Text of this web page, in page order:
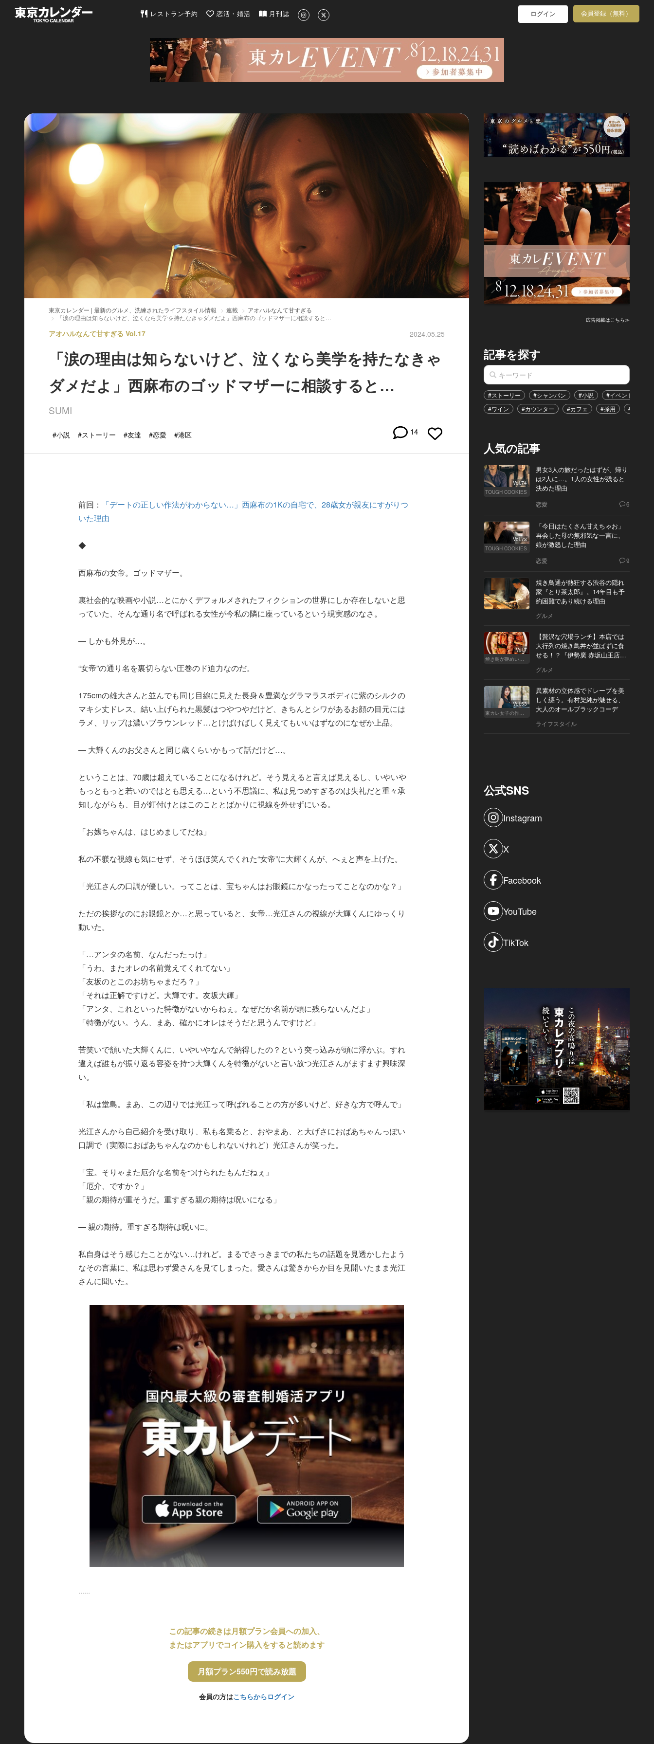
東京カレンダー | 最新のグルメ、洗練されたライフスタイル情報
レストラン予約 恋活・婚活 月刊誌 ログイン 会員登録（無料）
東京カレンダー | 最新のグルメ、洗練されたライフスタイル情報 連載
アオハルなんて甘すぎる
「涙の理由は知らないけど、泣くなら美学を持たなきゃダメだよ」西麻布のゴッドマザーに相談すると…
アオハルなんて甘すぎる Vol.17 2024.05.25
「涙の理由は知らないけど、泣くなら美学を持たなきゃ
ダメだよ」西麻布のゴッドマザーに相談すると…
SUMI
#小説 #ストーリー #友達 #恋愛 #港区 14
前回：
「デートの正しい作法がわからない…」西麻布の1Kの自宅で、28歳女が親友にすがりつ
いた理由
◆
西麻布の女帝。ゴッドマザー。
裏社会的な映画や小説…とにかくデフォルメされたフィクションの世界にしか存在しないと思
っていた、そんな通り名で呼ばれる女性が今私の隣に座っているという現実感のなさ。
― しかも外見が…。
“女帝”の通り名を裏切らない圧巻のド迫力なのだ。
175cmの雄大さんと並んでも同じ目線に見えた長身＆豊満なグラマラスボディに紫のシルクの
マキシ丈ドレス。結い上げられた黒髪はつやつやだけど、きちんとシワがあるお顔の目元には
ラメ、リップは濃いブラウンレッド…とけばけばしく見えてもいいはずなのになぜか上品。
― 大輝くんのお父さんと同じ歳くらいかもって話だけど…。
ということは、70歳は超えていることになるけれど。そう見えると言えば見えるし、いやいや
もっともっと若いのではとも思える…という不思議に、私は見つめすぎるのは失礼だと重々承
知しながらも、目が釘付けとはこのこととばかりに視線を外せずにいる。
「お嬢ちゃんは、はじめましてだね」
私の不躾な視線も気にせず、そうほほ笑んでくれた“女帝”に大輝くんが、へぇと声を上げた。
「光江さんの口調が優しい。ってことは、宝ちゃんはお眼鏡にかなったってことなのかな？」
ただの挨拶なのにお眼鏡とか…と思っていると、女帝…光江さんの視線が大輝くんにゆっくり
動いた。
「…アンタの名前、なんだったっけ」
「うわ。またオレの名前覚えてくれてない」
「友坂のとこのお坊ちゃまだろ？」
「それは正解ですけど。大輝です。友坂大輝」
「アンタ、これといった特徴がないからねぇ。なぜだか名前が頭に残らないんだよ」
「特徴がない。うん、まあ、確かにオレはそうだと思うんですけど」
苦笑いで頷いた大輝くんに、いやいやなんで納得したの？という突っ込みが頭に浮かぶ。すれ
違えば誰もが振り返る容姿を持つ大輝くんを特徴がないと言い放つ光江さんがますます興味深
い。
「私は堂島。まあ、この辺りでは光江って呼ばれることの方が多いけど、好きな方で呼んで」
光江さんから自己紹介を受け取り、私も名乗ると、おやまあ、と大げさにおばあちゃんっぽい
口調で（実際におばあちゃんなのかもしれないけれど）光江さんが笑った。
「宝。そりゃまた厄介な名前をつけられたもんだねぇ」
「厄介、ですか？」
「親の期待が重そうだ。重すぎる親の期待は呪いになる」
― 親の期待。重すぎる期待は呪いに。
私自身はそう感じたことがない…けれど。まるでさっきまでの私たちの話題を見透かしたよう
なその言葉に、私は思わず愛さんを見てしまった。愛さんは驚きからか目を見開いたまま光江
さんに聞いた。
......
この記事の続きは月額プラン会員への加入、
またはアプリでコイン購入をすると読めます
月額プラン550円で読み放題
会員の方はこちらからログイン
広告掲載はこちら≫
記事を探す
#ストーリー #シャンパン #小説 #イベント
#ワイン
#カウンター #カフェ #採用 #恋愛
人気の記事
Vol.74
TOUGH COOKIES
男女3人の旅だったはずが、帰り
は2人に…。1人の女性が残ると
決めた理由
恋愛 6
Vol.73
TOUGH COOKIES
「今日はたくさん甘えちゃお」
再会した母の無邪気な一言に、
娘が激怒した理由
恋愛 9
焼き鳥通が熱狂する渋谷の隠れ
家『とり茶太郎』。14年目も予
約困難であり続ける理由
グルメ
Vol.7
焼き鳥が艶めいてきた
【贅沢な穴場ランチ】本店では
大行列の焼き鳥丼が並ばずに食
せる！？『伊勢廣 赤坂山王店』
グルメ
Vol.53
東カレ女子の作り方
異素材の立体感でドレープを美
しく纏う。有村架純が魅せる、
大人のオールブラックコーデ
ライフスタイル
公式SNS
Instagram
X
Facebook
YouTube
TikTok